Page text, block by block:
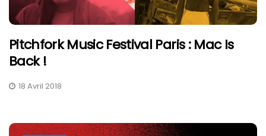
Pitchfork Music Festival Paris : Mac Is
Back !
18 Avril 2018